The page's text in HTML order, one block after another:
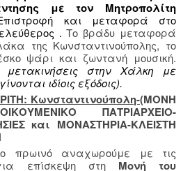
με τον Μητροπολίτη
και μεταφορά στο
.Το βράδυ μεταφορά
της Κωνσταντινούπολης, το
ψάρι και ζωντανή μουσική.
μετακινήσεις στην Χάλκη με
ιδίοις εξόδοις).
Κωνσταντινούπολη-(ΜΟΝΗ
ΠΑΤΡΙΑΡΧΕΙΟ-
και ΜΟΝΑΣΤΗΡΙΑ-ΚΛΕΙΣΤΗ
πρωινό αναχωρούμε με τις
επίσκεψη στη Μονή του